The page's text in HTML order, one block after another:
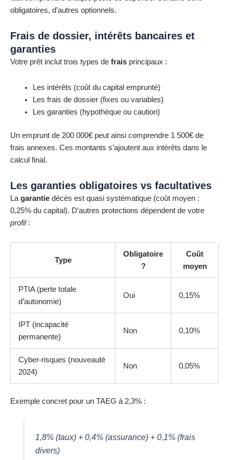
obligatoires, d’autres optionnels.
Frais de dossier, intérêts bancaires et
garanties
Votre prêt inclut trois types de frais principaux :
Les intérêts (coût du capital emprunté)
Les frais de dossier (fixes ou variables)
Les garanties (hypothèque ou caution)
Un emprunt de 200 000€ peut ainsi comprendre 1 500€ de
frais annexes. Ces montants s’ajoutent aux intérêts dans le
calcul final.
Les garanties obligatoires vs facultatives
La garantie décès est quasi systématique (coût moyen :
0,25% du capital). D’autres protections dépendent de votre
profil:
Type
Obligatoire
?
Coût
moyen
PTIA (perte totale
d’autonomie)
Oui 0,15%
IPT (incapacité
permanente)
Non 0,10%
Cyber-risques (nouveauté
2024)
Non 0,05%
Exemple concret pour un TAEG à 2,3% :
1,8% (taux) + 0,4% (assurance) + 0,1% (frais
divers)